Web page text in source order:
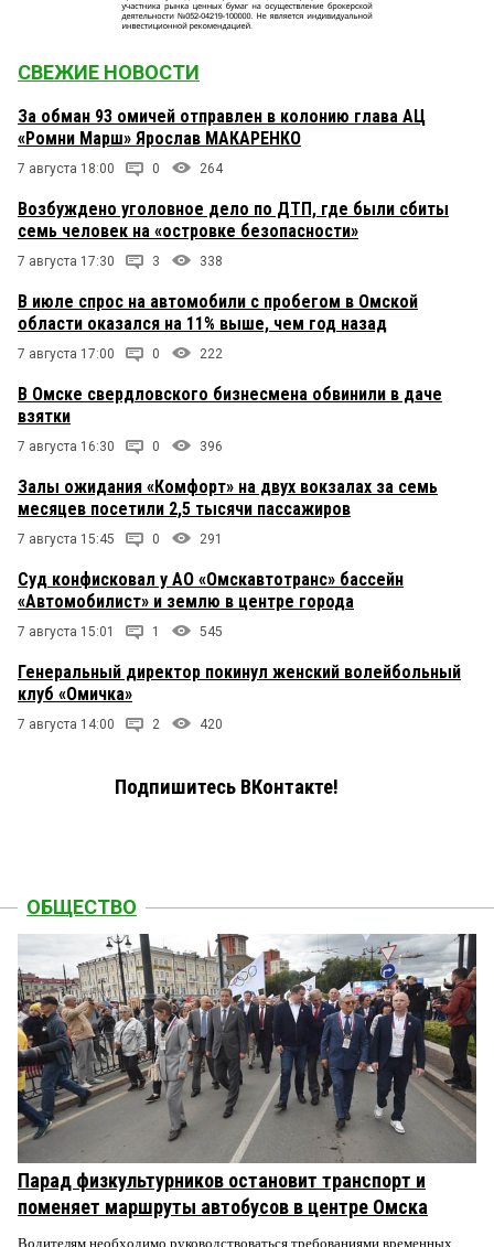
СВЕЖИЕ НОВОСТИ
За обман 93 омичей отправлен в колонию глава АЦ
«Ромни Марш» Ярослав МАКАРЕНКО
7 августа 18:00 0 264
Возбуждено уголовное дело по ДТП, где были сбиты
семь человек на «островке безопасности»
7 августа 17:30 3 338
В июле спрос на автомобили с пробегом в Омской
области оказался на 11% выше, чем год назад
7 августа 17:00 0 222
В Омске свердловского бизнесмена обвинили в даче
взятки
7 августа 16:30 0 396
Залы ожидания «Комфорт» на двух вокзалах за семь
месяцев посетили 2,5 тысячи пассажиров
7 августа 15:45 0 291
Суд конфисковал у АО «Омскавтотранс» бассейн
«Автомобилист» и землю в центре города
7 августа 15:01 1 545
Генеральный директор покинул женский волейбольный
клуб «Омичка»
7 августа 14:00 2 420
Подпишитесь ВКонтакте!
ОБЩЕСТВО
Парад физкультурников остановит транспорт и
поменяет маршруты автобусов в центре Омска
Водителям необходимо руководствоваться требованиями временных